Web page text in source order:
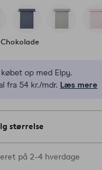
Chokolade
købet op med Elpy.
fra 54 kr./mdr. Læs mere
størrelse
størrelser er på lager
på 2-4 hverdage